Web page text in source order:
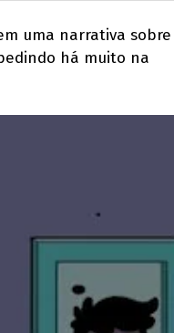
uma narrativa sobre
há muito na